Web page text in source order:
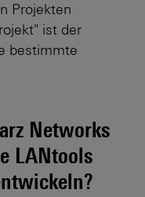
Projekten
ist der
bestimmte
Networks
LANtools